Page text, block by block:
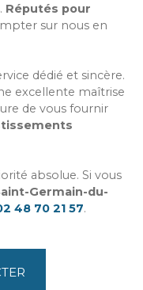
Réputés pour
sur nous en
dédié et sincère.
excellente maîtrise
de vous fournir
absolue. Si vous
Germain-du-
48 70 21 57.